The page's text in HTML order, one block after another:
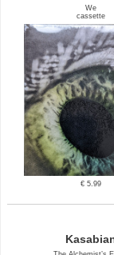
We
cassette
€ 5.99